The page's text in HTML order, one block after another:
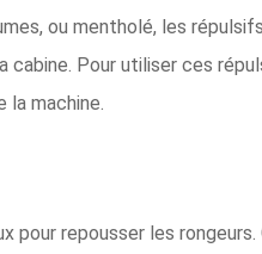
ou mentholé, les
cabine. Pour utiliser ces
la machine.
pour repousser les